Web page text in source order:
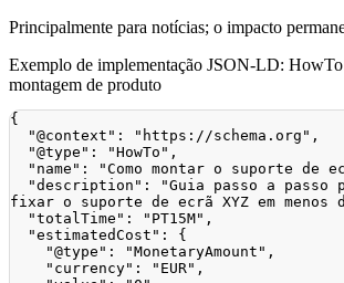
Principalmente para notícias; o impacto
Exemplo de implementação JSON-LD:
montagem de produto
{
"@context" : "https://schema.org" ,
"@type" : "HowTo" ,
"name" : "Como montar o suporte de
"description" :
"Guia passo a passo
fixar o suporte de ecrã XYZ em menos
"totalTime" : "PT15M" ,
"estimatedCost" :
{
"@type" : "MonetaryAmount" ,
"currency" : "EUR" ,